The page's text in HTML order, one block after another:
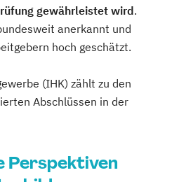
gewährleistet wird.
anerkannt und
hoch geschätzt.
(IHK) zählt zu den
Abschlüssen in der
Perspektiven